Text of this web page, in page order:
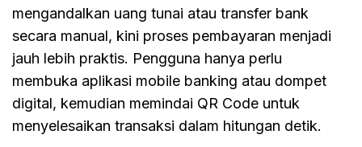
mengandalkan uang tunai atau transfer bank
secara manual, kini proses pembayaran menjadi
jauh lebih praktis. Pengguna hanya perlu
membuka aplikasi mobile banking atau dompet
digital, kemudian memindai QR Code untuk
menyelesaikan transaksi dalam hitungan detik.